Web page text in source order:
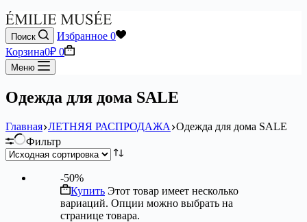
Поиск Избранное 0
Корзина0₽ 0
Меню
Одежда для дома SALE
Главная ЛЕТНЯЯ РАСПРОДАЖА Одежда для дома SALE
Фильтр
-50%
Купить Этот товар имеет несколько
вариаций. Опции можно выбрать на
странице товара.